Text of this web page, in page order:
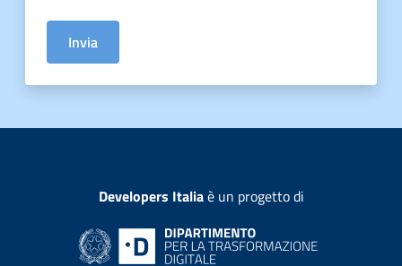
Invia
Developers Italiaè un progetto di